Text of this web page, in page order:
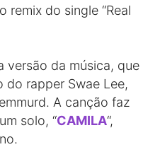
remix do single “Real
versão da música, que
rapper Swae Lee,
A canção faz
solo, “CAMILA“,